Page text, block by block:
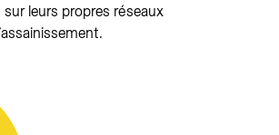
leurs propres réseaux